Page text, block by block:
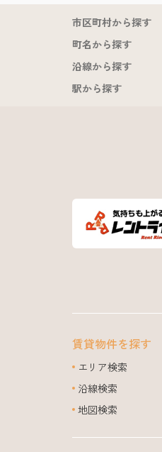
市区町村から探す
町名から探す
沿線から探す
駅から探す
賃貸物件を探す
エリア検索
沿線検索
地図検索